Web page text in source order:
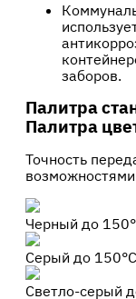
заборов.
Палитра
Палитра
Точность
Черный до
Серый до 150°С
Светло-серый